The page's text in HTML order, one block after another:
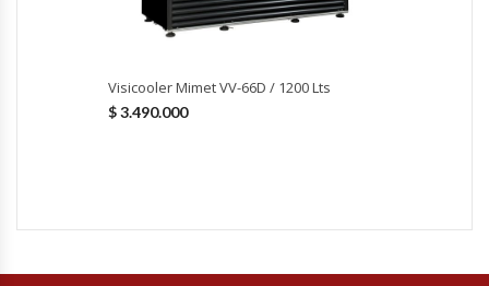
Hervidores / Percoladores
Visicooler Mimet VV-66D / 1200 Lts
$3.490.000